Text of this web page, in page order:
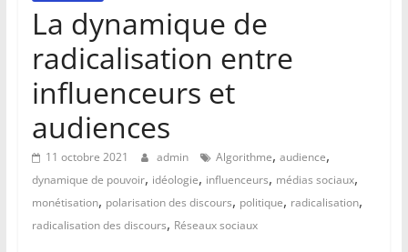
La dynamique de
radicalisation entre
influenceurs et
audiences
11 octobre 2021 admin Algorithme, audience,
dynamique de pouvoir, idéologie, influenceurs, médias sociaux,
monétisation, polarisation des discours, politique, radicalisation,
radicalisation des discours, Réseaux sociaux